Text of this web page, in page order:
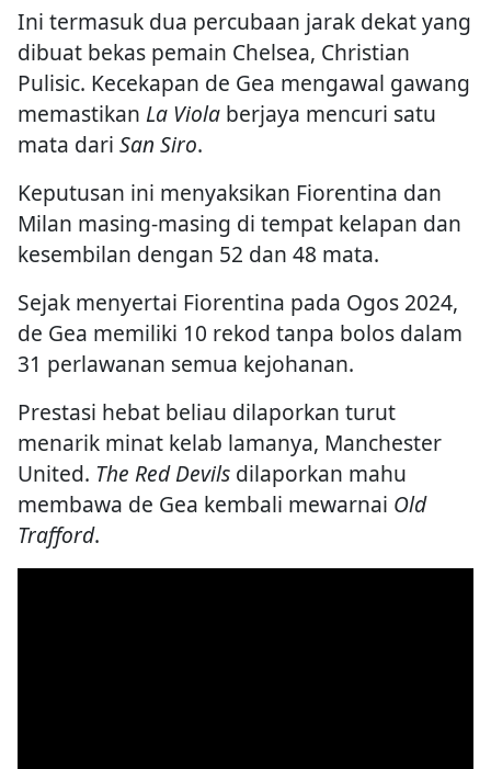
Ini termasuk dua percubaan jarak dekat yang
dibuat bekas pemain Chelsea, Christian
Pulisic. Kecekapan de Gea mengawal gawang
memastikan La Viola berjaya mencuri satu
mata dari San Siro.
Keputusan ini menyaksikan Fiorentina dan
Milan masing-masing di tempat kelapan dan
kesembilan dengan 52 dan 48 mata.
Sejak menyertai Fiorentina pada Ogos 2024,
de Gea memiliki 10 rekod tanpa bolos dalam
31 perlawanan semua kejohanan.
Prestasi hebat beliau dilaporkan turut
menarik minat kelab lamanya, Manchester
United. The Red Devils dilaporkan mahu
membawa de Gea kembali mewarnai Old
Trafford.